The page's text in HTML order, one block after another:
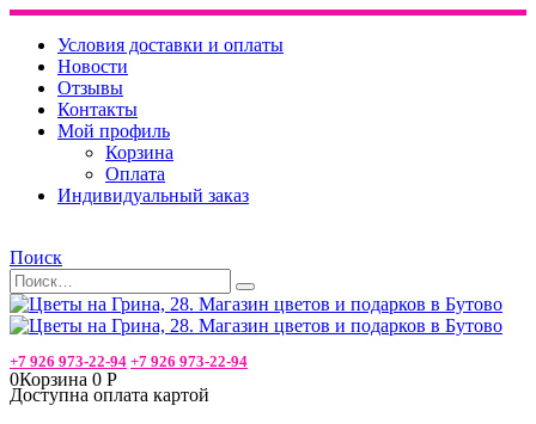
Условия доставки и оплаты
Новости
Отзывы
Контакты
Мой профиль
Корзина
Оплата
Индивидуальный заказ
Поиск
+7 926 973-22-94 +7 926 973-22-94
0Корзина 0 Р
Доступна оплата картой